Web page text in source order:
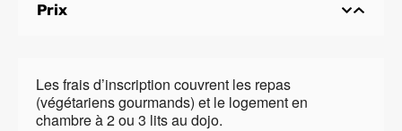
Prix
Les frais d’inscription couvrent les repas
(végétariens gourmands) et le logement en
chambre à 2 ou 3 lits au dojo.